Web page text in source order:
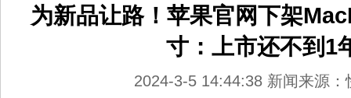
为新品让路！苹果官网下架
寸：上市还不到1
2024-3-5 14:44:38 新闻来源：